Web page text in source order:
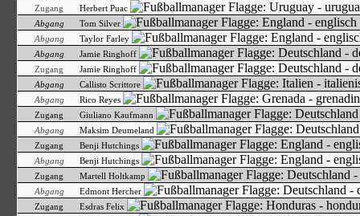
Zugang
Herbert Puac
Abgang
Tom Silver
Abgang
Taylor Farley
Abgang
Jamie Ringhoff
Zugang
Jamie Ringhoff
Abgang
Callisto Scrittore
Abgang
Rico Reyes
Zugang
Giuliano Kaufmann
Abgang
Maksim Deumeland
Zugang
Benji Hutchings
Abgang
Benji Hutchings
Zugang
Martell Holtkamp
Abgang
Edmont Hercher
Zugang
Esdras Felix